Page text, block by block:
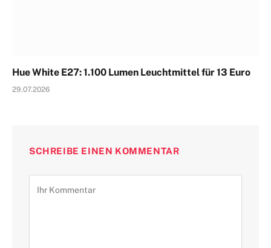
Hue White E27: 1.100 Lumen Leuchtmittel für 13 Euro
29.07.2026
SCHREIBE EINEN KOMMENTAR